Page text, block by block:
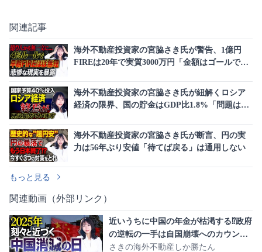
関連記事
海外不動産投資家の宮脇さき氏が警告、1億円
FIREは20年で実質3000万円「金額はゴールでは
海外不動産投資家の宮脇さき氏が紐解くロシア
経済の限界、国の貯金はGDP比1.8%「問題はお
海外不動産投資家の宮脇さき氏が断言、円の実
力は56年ぶり安値「待てば戻る」は通用しない
もっと見る
関連動画（外部リンク）
近いうちに中国の年金が枯渇する⁉︎政府
の逆転の一手は自国崩壊へのカウント
ダウンとなりました。
さきの海外不動産しか勝たん